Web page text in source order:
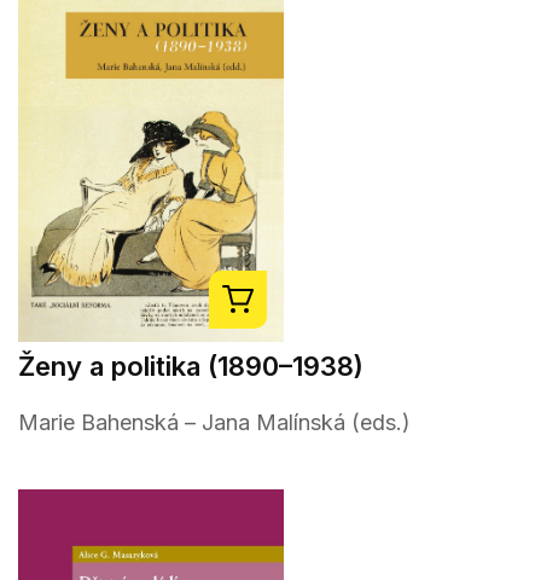
Ženy a politika (1890–1938)
Marie Bahenská – Jana Malínská (eds.)